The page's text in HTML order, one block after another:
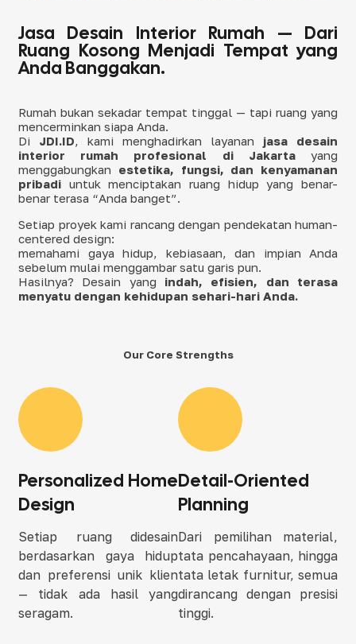
Jasa Desain Interior Rumah — Dari
Ruang Kosong Menjadi Tempat yang
Anda Banggakan.
Rumah bukan sekadar tempat tinggal — tapi ruang yang
mencerminkan siapa Anda.
Di JDI.ID, kami menghadirkan layanan jasa desain
interior rumah profesional di Jakartayang
menggabungkan estetika, fungsi, dan kenyamanan
pribadi untuk menciptakan ruang hidup yang benar-
benar terasa “Anda banget”.
Setiap proyek kami rancang dengan pendekatan human-
centered design:
memahami gaya hidup, kebiasaan, dan impian Anda
sebelum mulai menggambar satu garis pun.
Hasilnya? Desain yang indah, efisien, dan terasa
menyatu dengan kehidupan sehari-hari Anda.
Our Core Strengths
Personalized Home
Design
Setiap ruang didesain
berdasarkan gaya hidup
dan preferensi unik klien
— tidak ada hasil yang
seragam.
Detail-Oriented
Planning
Dari pemilihan material,
tata pencahayaan, hingga
tata letak furnitur, semua
dirancang dengan presisi
tinggi.